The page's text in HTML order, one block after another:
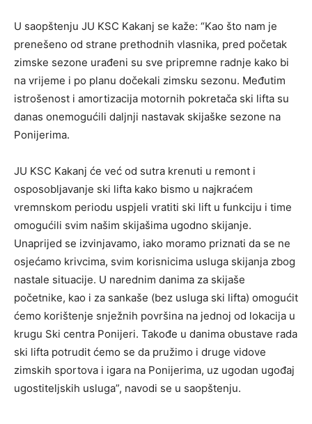
U saopštenju JU KSC Kakanj se kaže: “Kao što nam je
prenešeno od strane prethodnih vlasnika, pred početak
zimske sezone urađeni su sve pripremne radnje kako bi
na vrijeme i po planu dočekali zimsku sezonu. Međutim
istrošenost i amortizacija motornih pokretača ski lifta su
danas onemogućili daljnji nastavak skijaške sezone na
Ponijerima.
JU KSC Kakanj će već od sutra krenuti u remont i
osposobljavanje ski lifta kako bismo u najkraćem
vremnskom periodu uspjeli vratiti ski lift u funkciju i time
omogućili svim našim skijašima ugodno skijanje.
Unaprijed se izvinjavamo, iako moramo priznati da se ne
osjećamo krivcima, svim korisnicima usluga skijanja zbog
nastale situacije. U narednim danima za skijaše
početnike, kao i za sankaše (bez usluga ski lifta) omogućit
ćemo korištenje snježnih površina na jednoj od lokacija u
krugu Ski centra Ponijeri. Takođe u danima obustave rada
ski lifta potrudit ćemo se da pružimo i druge vidove
zimskih sportova i igara na Ponijerima, uz ugodan ugođaj
ugostiteljskih usluga”, navodi se u saopštenju.